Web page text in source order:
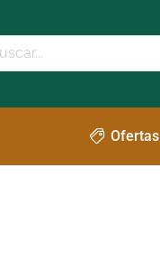
Ofertas